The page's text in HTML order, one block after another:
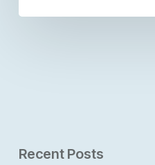
Recent Posts